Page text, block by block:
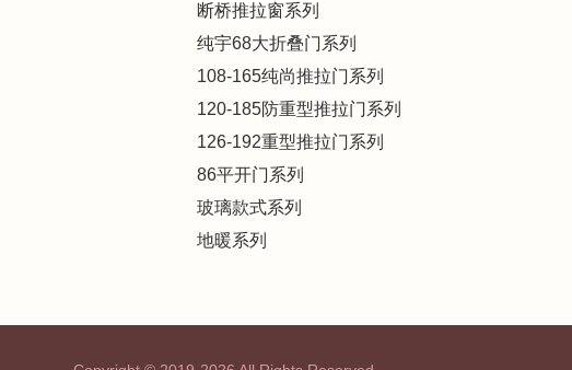
断桥推拉窗系列
纯宇68大折叠门系列
108-165纯尚推拉门系列
120-185防重型推拉门系列
126-192重型推拉门系列
86平开门系列
玻璃款式系列
地暖系列